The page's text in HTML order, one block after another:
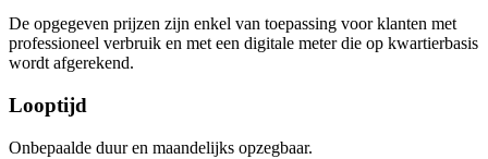
De opgegeven prijzen zijn enkel van toepassing voor klanten met
professioneel verbruik en met een digitale meter die op kwartierbasis
wordt afgerekend.
Looptijd
Onbepaalde duur en maandelijks opzegbaar.